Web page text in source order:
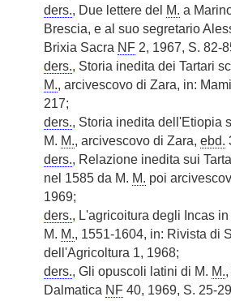
ders., Due lettere del M. a
Brescia, e al suo segretario
Brixia Sacra NF 2, 1967, S. 82-
ders., Storia inedita dei Tartari
M., arcivescovo di Zara, in:
217;
ders., Storia inedita dell'Etiopia
M. M., arcivescovo di Zara, ebd.
ders., Relazione inedita sui
nel 1585 da M. M. poi
1969;
ders., L'agricoitura degli Incas
M. M., 1551-1604, in: Rivista di
dell'Agricoltura 1, 1968;
ders., Gli opuscoli latini di M. M.
Dalmatica NF 40, 1969, S. 25-